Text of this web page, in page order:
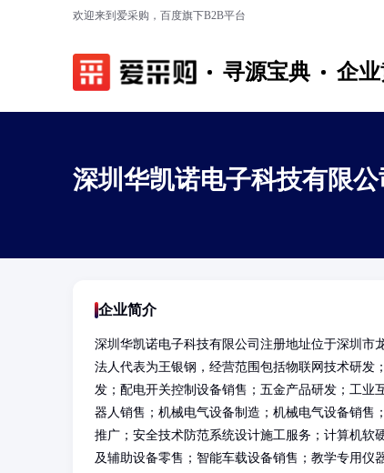
欢迎来到爱采购，百度旗下B2B平台
寻源宝典 企
深圳华凯诺电子科技有限公
企业简介
深圳华凯诺电子科技有限公司注册地址位于深圳市
法人代表为王银钢，经营范围包括物联网技术研发
发；配电开关控制设备销售；五金产品研发；工业
器人销售；机械电气设备制造；机械电气设备销售
推广；安全技术防范系统设计施工服务；计算机软
及辅助设备零售；智能车载设备销售；教学专用